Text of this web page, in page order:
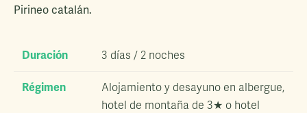
Pirineo catalán.
Duración 3 días / 2 noches
Régimen
Alojamiento y desayuno en albergue,
hotel de montaña de 3★ o hotel